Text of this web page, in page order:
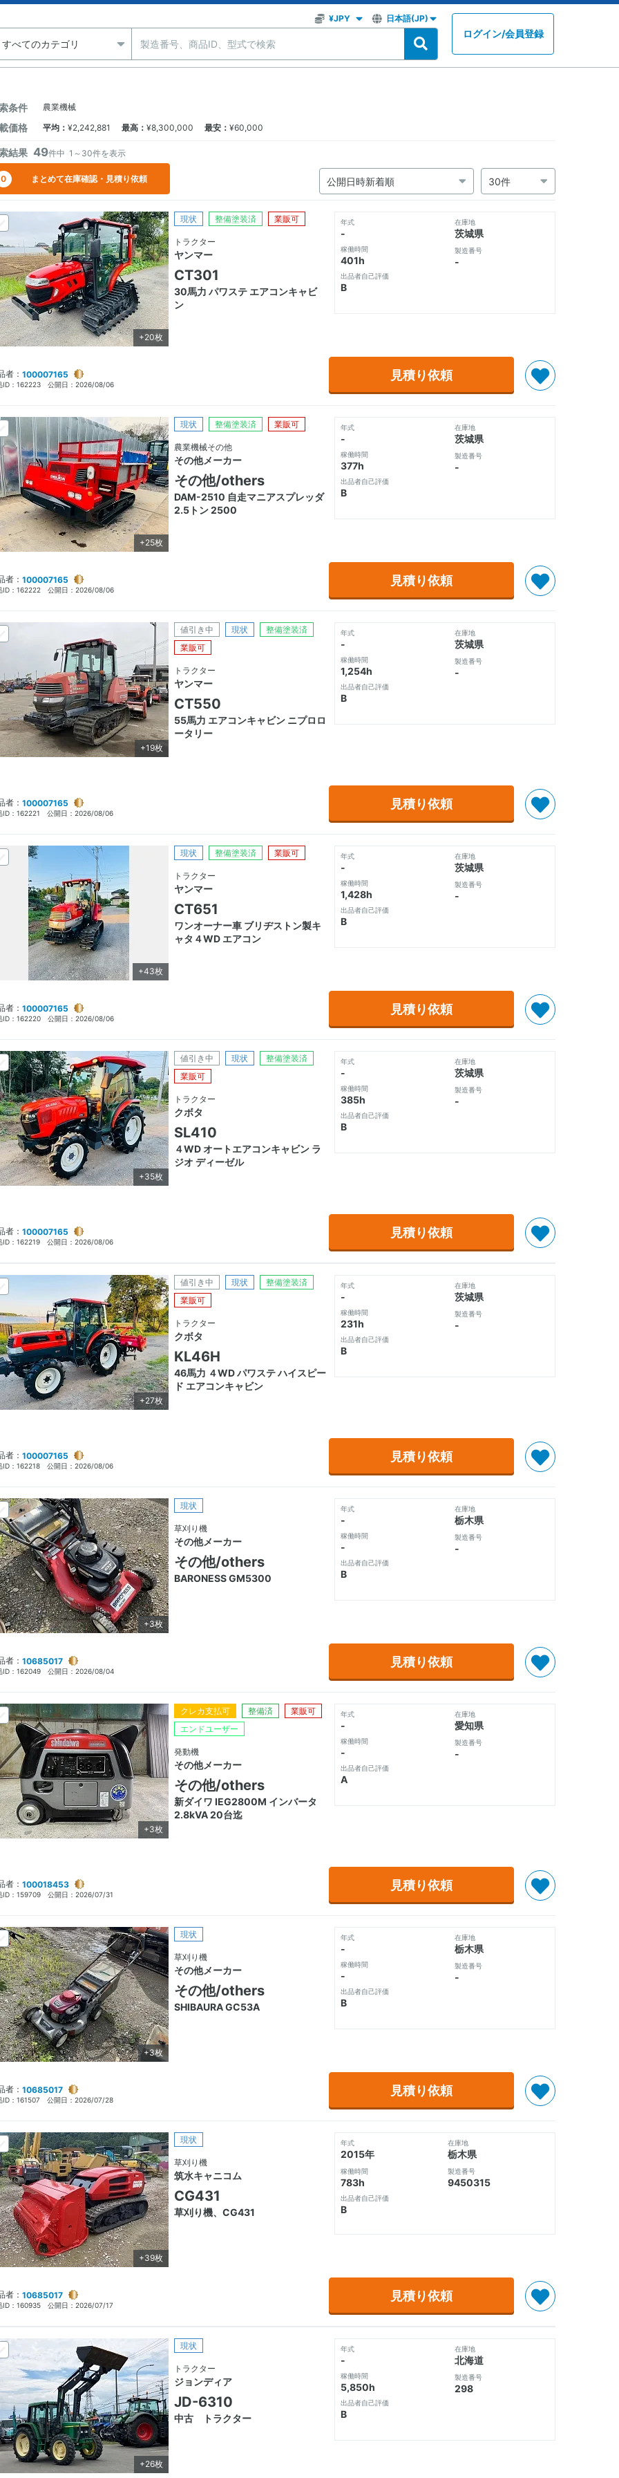
ログイン/会員登録
条件 農業機械
価格 平均 ： ¥2,242,881 最高 ： ¥8,300,000 最安 ： ¥60,000
0 まとめて在庫確認・見積り依頼
結果 49件中 1～30件を表示
+20枚
現状 整備塗装済 業販可
トラクター
ヤンマー
CT301
30馬力 パワステ エアコンキャビ
ン
年式
-
稼働時間
401h
出品者自己評価
B
在庫地
茨城県
製造番号
-
見積り依頼
者： 100007165
ID： 162223 公開日： 2026/08/06
+25枚
現状 整備塗装済 業販可
農業機械その他
その他メーカー
その他/others
DAM-2510 自走マニアスプレッダ
2.5トン 2500
年式
-
稼働時間
377h
出品者自己評価
B
在庫地
茨城県
製造番号
-
見積り依頼
者： 100007165
ID： 162222 公開日： 2026/08/06
+19枚
値引き中 現状
整備塗装済
業販可
トラクター
ヤンマー
CT550
55馬力 エアコンキャビン ニプロロ
ータリー
年式
-
稼働時間
1,254h
出品者自己評価
B
在庫地
茨城県
製造番号
-
見積り依頼
者： 100007165
ID： 162221 公開日： 2026/08/06
+43枚
現状 整備塗装済 業販可
トラクター
ヤンマー
CT651
ワンオーナー車 ブリヂストン製キ
ャタ４WD エアコン
年式
-
稼働時間
1,428h
出品者自己評価
B
在庫地
茨城県
製造番号
-
見積り依頼
者： 100007165
ID： 162220 公開日： 2026/08/06
+35枚
値引き中 現状
整備塗装済
業販可
トラクター
クボタ
SL410
４WD オートエアコンキャビン ラ
ジオ ディーゼル
年式
-
稼働時間
385h
出品者自己評価
B
在庫地
茨城県
製造番号
-
見積り依頼
者： 100007165
ID： 162219 公開日： 2026/08/06
+27枚
値引き中 現状
整備塗装済
業販可
トラクター
クボタ
KL46H
46馬力 ４WD パワステ ハイスピー
ド エアコンキャビン
年式
-
稼働時間
231h
出品者自己評価
B
在庫地
茨城県
製造番号
-
見積り依頼
者： 100007165
ID： 162218 公開日： 2026/08/06
+3枚
現状
草刈り機
その他メーカー
その他/others
BARONESS GM5300
年式
-
稼働時間
-
出品者自己評価
B
在庫地
栃木県
製造番号
-
見積り依頼
者： 10685017
ID： 162049 公開日： 2026/08/04
+3枚
クレカ支払可 整備済
業販可
エンドユーザー
発動機
その他メーカー
その他/others
新ダイワ IEG2800M インバータ
2.8kVA 20台迄
年式
-
稼働時間
-
出品者自己評価
A
在庫地
愛知県
製造番号
-
見積り依頼
者： 100018453
ID： 159709 公開日： 2026/07/31
+3枚
現状
草刈り機
その他メーカー
その他/others
SHIBAURA GC53A
年式
-
稼働時間
-
出品者自己評価
B
在庫地
栃木県
製造番号
-
見積り依頼
者： 10685017
ID： 161507 公開日： 2026/07/28
+39枚
現状
草刈り機
筑水キャニコム
CG431
草刈り機、CG431
年式
2015年
稼働時間
783h
出品者自己評価
B
在庫地
栃木県
製造番号
9450315
見積り依頼
者： 10685017
ID： 160935 公開日： 2026/07/17
+26枚
現状
トラクター
ジョンディア
JD-6310
中古 トラクター
年式
-
稼働時間
5,850h
出品者自己評価
B
在庫地
北海道
製造番号
298